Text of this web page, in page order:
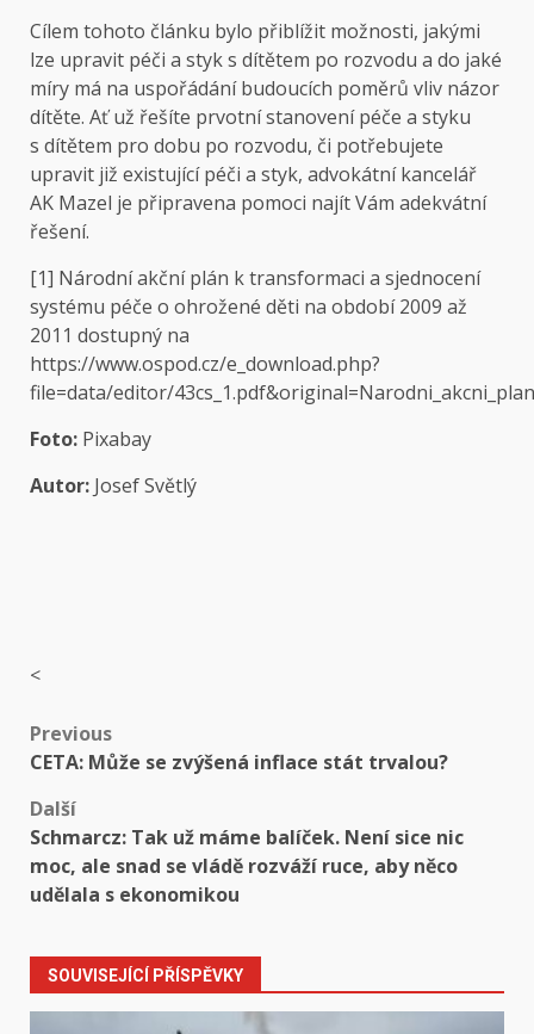
Cílem tohoto článku bylo přiblížit možnosti, jakými
lze upravit péči a styk s dítětem po rozvodu a do jaké
míry má na uspořádání budoucích poměrů vliv názor
dítěte. Ať už řešíte prvotní stanovení péče a styku
s dítětem pro dobu po rozvodu, či potřebujete
upravit již existující péči a styk, advokátní kancelář
AK Mazel je připravena pomoci najít Vám adekvátní
řešení.
[1] Národní akční plán k transformaci a sjednocení
systému péče o ohrožené děti na období 2009 až
2011 dostupný na
https://www.ospod.cz/e_download.php?
file=data/editor/
Foto: Pixabay
Autor: Josef Světlý
<
Post
navigation
Previous
CETA: Může se zvýšená inflace stát trvalou?
Další
Schmarcz: Tak už máme balíček. Není sice nic
moc, ale snad se vládě rozváží ruce, aby něco
udělala s ekonomikou
SOUVISEJÍCÍ PŘÍSPĚVKY